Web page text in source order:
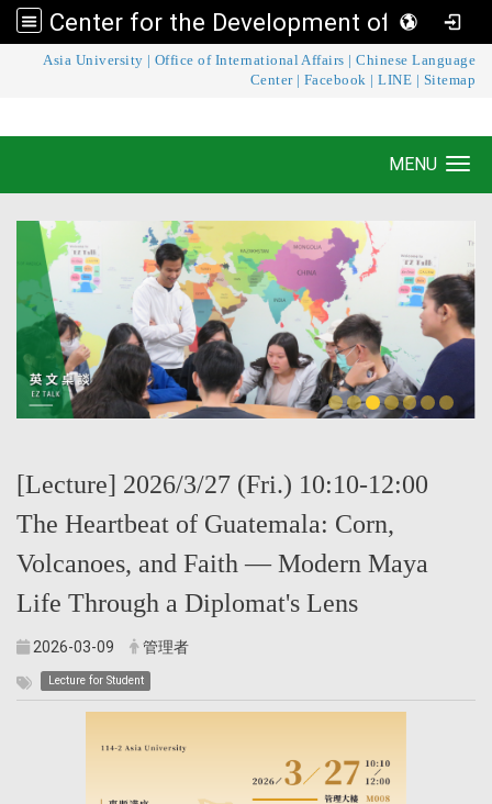
Center for the Development of Language Teaching and Research
Asia University Office of International Affairs |Chinese Language
Center| Facebook |LINE Sitemap
Center for the Development of Language
MENU
[Lecture] 2026/3/27 (Fri.) 10:10-12:00
The Heartbeat of Guatemala: Corn,
Volcanoes, and Faith — Modern Maya
Life Through a Diplomat's Lens
2026-03-09 管理者
Lecture for Student